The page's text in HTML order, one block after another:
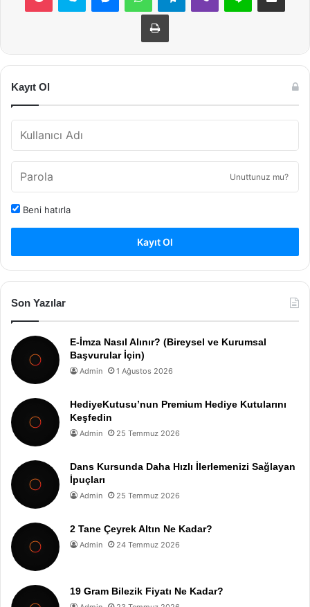
Yazdır
Kayıt Ol
Unuttunuz mu?
Beni hatırla
Kayıt Ol
Son Yazılar
E-İmza Nasıl Alınır? (Bireysel ve Kurumsal
Başvurular İçin)
Admin 1 Ağustos 2026
HediyeKutusu’nun Premium Hediye Kutularını
Keşfedin
Admin 25 Temmuz 2026
Dans Kursunda Daha Hızlı İlerlemenizi Sağlayan
İpuçları
Admin 25 Temmuz 2026
2 Tane Çeyrek Altın Ne Kadar?
Admin 24 Temmuz 2026
19 Gram Bilezik Fiyatı Ne Kadar?